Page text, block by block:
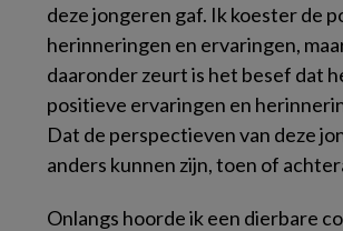
deze jongeren gaf. Ik koester de
herinneringen en ervaringen,
daaronder zeurt is het besef dat
positieve ervaringen en
Dat de perspectieven van deze
anders kunnen zijn, toen of
Onlangs hoorde ik een dierbare